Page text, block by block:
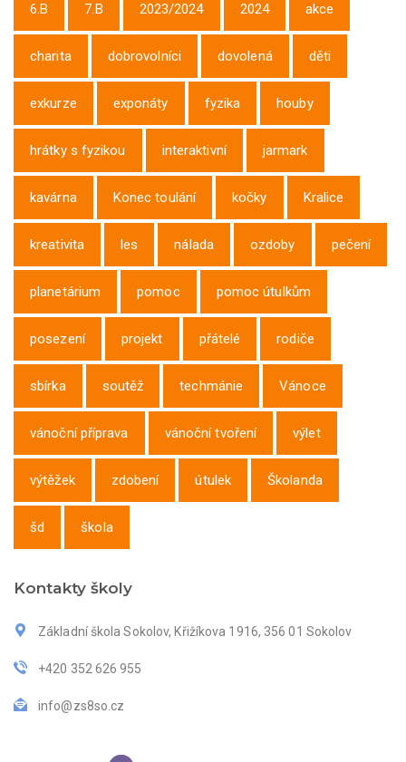
6.B 7.B 2023/2024 2024 akce
charita dobrovolníci dovolená děti
exkurze exponáty fyzika houby
hrátky s fyzikou interaktivní jarmark
kavárna Konec toulání kočky Kralice
kreativita les nálada ozdoby pečení
planetárium pomoc pomoc útulkům
posezení projekt přátelé rodiče
sbírka soutěž techmánie Vánoce
vánoční příprava vánoční tvoření výlet
výtěžek zdobení útulek Školanda
šd škola
Kontakty školy
Základní škola Sokolov, Křižíkova 1916, 356 01 Sokolov
+420 352 626 955
info@zs8so.cz